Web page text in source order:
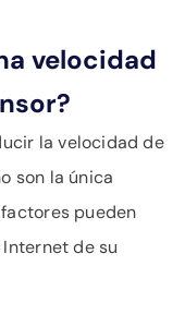
velocidad
la velocidad de
son la única
pueden
de su